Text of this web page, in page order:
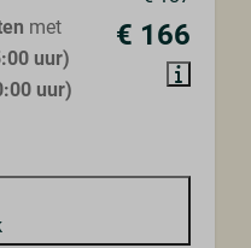
€ 166
met
uur)
uur)